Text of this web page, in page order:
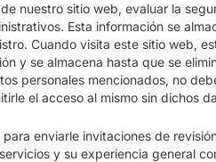
nuestro sitio web, evaluar la
Esta información se
Cuando visita este sitio web,
y se almacena hasta que se
personales mencionados, no
el acceso al mismo sin dichos
enviarle invitaciones de
y su experiencia general